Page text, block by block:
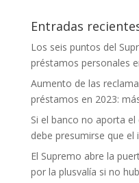
Entradas
Los seis puntos del
préstamos personales
Aumento de las
préstamos en 2023:
Si el banco no aporta
debe presumirse que
El Supremo abre la
por la plusvalía si no